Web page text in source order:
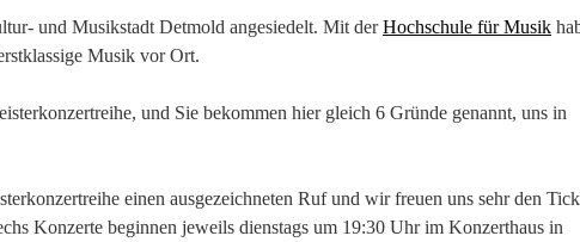
und Musikstadt Detmold angesiedelt. Mit derHochschule für Musik
Musik vor Ort.
und Sie bekommen hier gleich 6 Gründe genannt, uns in
einen ausgezeichneten Ruf und wir freuen uns sehr den
Konzerte beginnen jeweils dienstags um 19:30 Uhr im Konzerthaus in